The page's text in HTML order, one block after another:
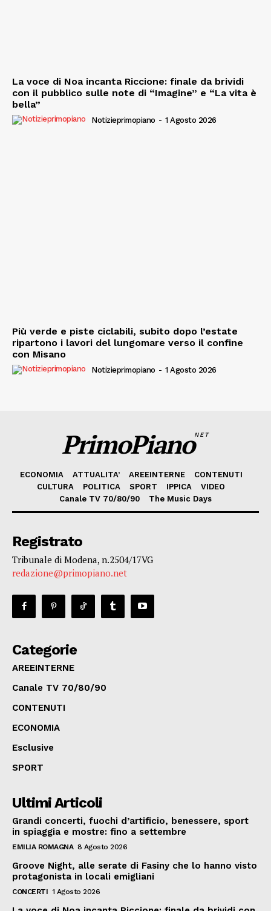
La voce di Noa incanta Riccione: finale da brividi
con il pubblico sulle note di “Imagine” e “La vita è
bella”
Notizieprimopiano - 1 Agosto 2026
Più verde e piste ciclabili, subito dopo l’estate
ripartono i lavori del lungomare verso il confine
con Misano
Notizieprimopiano - 1 Agosto 2026
PrimoPianoNET
ECONOMIA ATTUALITA’ AREEINTERNE
CONTENUTI
CULTURA
POLITICA SPORT IPPICA
VIDEO
Canale TV 70/80/90
The Music Days
Registrato
Tribunale di Modena, n.2504/17VG
redazione@primopiano.net
Categorie
AREEINTERNE
Canale TV 70/80/90
CONTENUTI
ECONOMIA
Esclusive
SPORT
Ultimi Articoli
Grandi concerti, fuochi d’artificio, benessere, sport
in spiaggia e mostre: fino a settembre
EMILIA ROMAGNA 8 Agosto 2026
Groove Night, alle serate di Fasiny che lo hanno visto
protagonista in locali emigliani
CONCERTI 1 Agosto 2026